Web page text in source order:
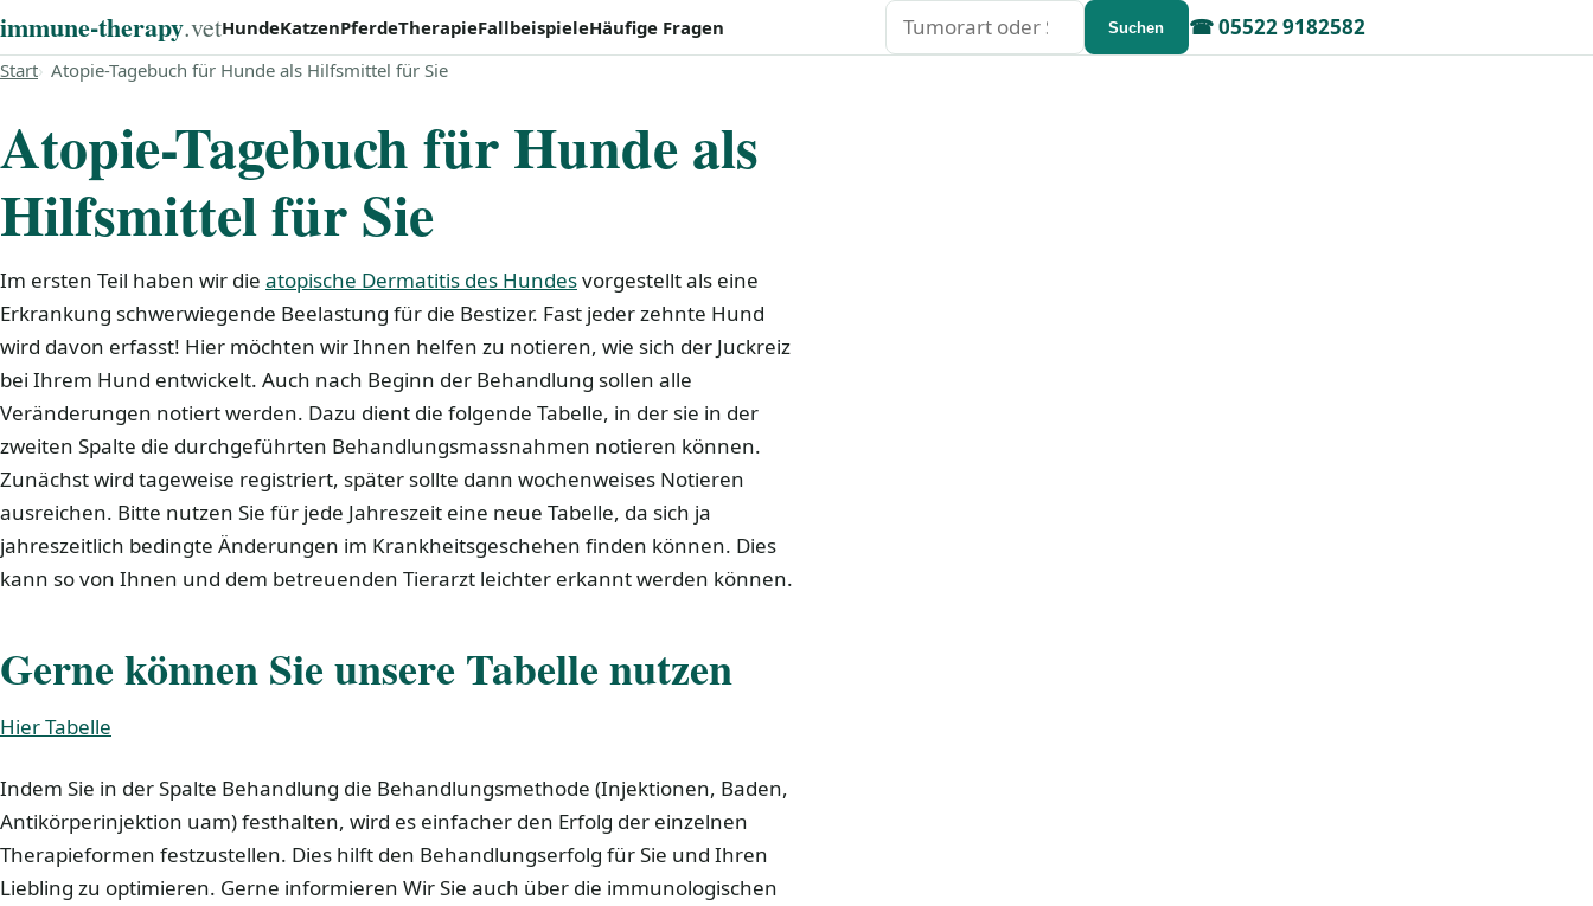
immune‑therapy.vet ☎05522 9182582
HundeKatzenPferdeTherapieFallbeispieleHäufige Fragen Suchen Suchen
Start Atopie-Tagebuch für Hunde als Hilfsmittel für Sie
Atopie-Tagebuch für Hunde als
Hilfsmittel für Sie
Im ersten Teil haben wir die atopische Dermatitis des Hundesvorgestellt als eine
Erkrankung schwerwiegende Beelastung für die Bestizer. Fast jeder zehnte Hund
wird davon erfasst! Hier möchten wir Ihnen helfen zu notieren, wie sich der Juckreiz
bei Ihrem Hund entwickelt. Auch nach Beginn der Behandlung sollen alle
Veränderungen notiert werden. Dazu dient die folgende Tabelle, in der sie in der
zweiten Spalte die durchgeführten Behandlungsmassnahmen notieren können.
Zunächst wird tageweise registriert, später sollte dann wochenweises Notieren
ausreichen. Bitte nutzen Sie für jede Jahreszeit eine neue Tabelle, da sich ja
jahreszeitlich bedingte Änderungen im Krankheitsgeschehen finden können. Dies
kann so von Ihnen und dem betreuenden Tierarzt leichter erkannt werden können.
Gerne können Sie unsere Tabelle nutzen
Hier Tabelle
Indem Sie in der Spalte Behandlung die Behandlungsmethode (Injektionen, Baden,
Antikörperinjektion uam) festhalten, wird es einfacher den Erfolg der einzelnen
Therapieformen festzustellen. Dies hilft den Behandlungserfolg für Sie und Ihren
Liebling zu optimieren. Gerne informieren Wir Sie auch über die immunologischen